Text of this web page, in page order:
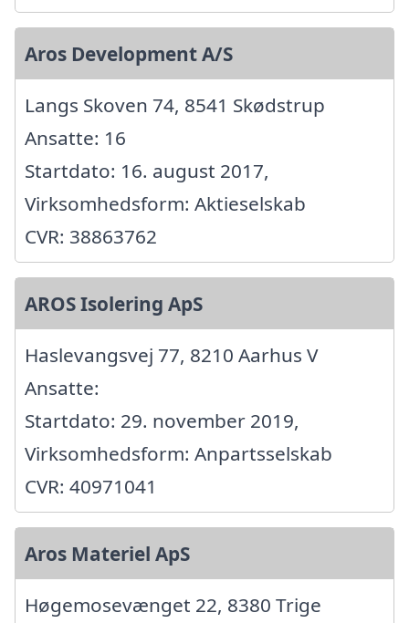
Aros Development A/S
Langs Skoven 74, 8541 Skødstrup
Ansatte: 16
Startdato: 16. august 2017,
Virksomhedsform: Aktieselskab
CVR: 38863762
AROS Isolering ApS
Haslevangsvej 77, 8210 Aarhus V
Ansatte:
Startdato: 29. november 2019,
Virksomhedsform: Anpartsselskab
CVR: 40971041
Aros Materiel ApS
Høgemosevænget 22, 8380 Trige